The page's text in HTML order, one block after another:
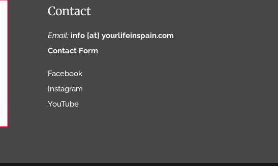
Contact
Email: info [at] yourlifeinspain.com
Contact Form
Facebook
Instagram
YouTube